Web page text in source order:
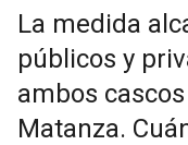
La medida
públicos y
ambos
Matanza.